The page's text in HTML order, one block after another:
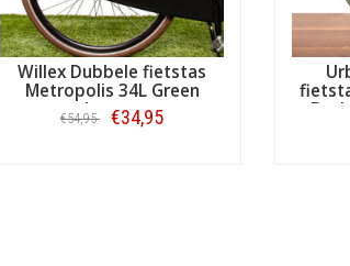
Willex Dubbele fietstas
Metropolis 34L Green
Leaves
€54,95 €34,95